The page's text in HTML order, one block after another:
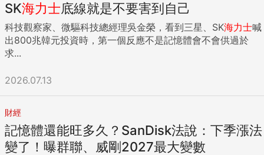
SK海力士底線就是不要害到自己
科技觀察家、微驅科技總經理吳金榮，看到三星、SK海力士喊
出800兆韓元投資時，第一個反應不是記憶體會不會供過於
求...
2026.07.13
財經
記憶體還能旺多久？SanDisk法說：下季漲法
變了！曝群聯、威剛2027最大變數